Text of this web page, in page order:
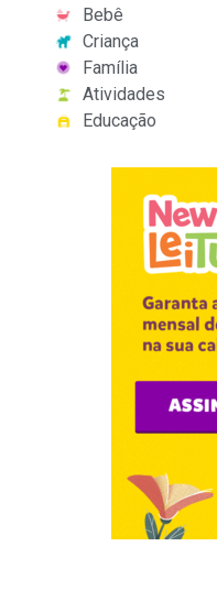
Bebê
Criança
Família
Atividades
Educação